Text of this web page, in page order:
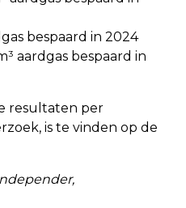
bespaard in 2024
aardgas bespaard in
resultaten per
is te vinden op de